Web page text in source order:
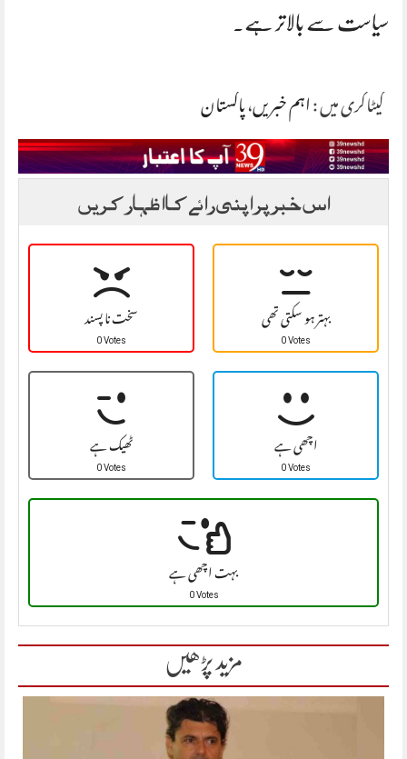
سیاست سے بالاتر ہے۔
کیٹاگری میں :اہم خبریں،پاکستان
اس خبر پر اپنی رائے کا اظہار کریں
سخت نا پسند
0 Votes بہتر ہو سکتی تھی
0 Votes
ٹھیک ہے
0 Votes اچھی ہے
0 Votes
بہت اچھی ہے
0 Votes
مزید پڑھیں